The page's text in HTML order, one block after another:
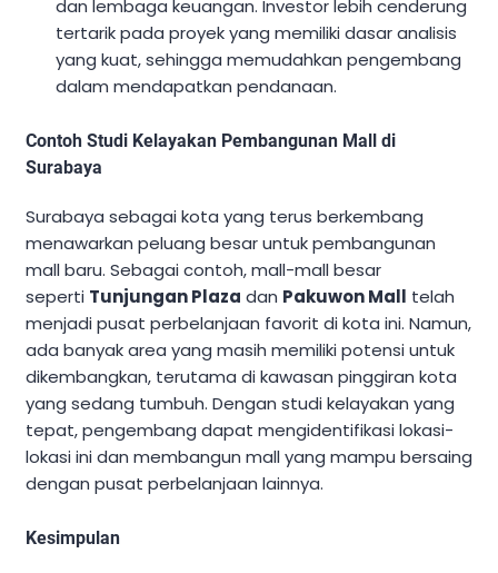
dan lembaga keuangan. Investor lebih cenderung
tertarik pada proyek yang memiliki dasar analisis
yang kuat, sehingga memudahkan pengembang
dalam mendapatkan pendanaan.
Contoh Studi Kelayakan Pembangunan Mall di
Surabaya
Surabaya sebagai kota yang terus berkembang
menawarkan peluang besar untuk pembangunan
mall baru. Sebagai contoh, mall-mall besar
seperti Tunjungan Plaza dan Pakuwon Mall telah
menjadi pusat perbelanjaan favorit di kota ini. Namun,
ada banyak area yang masih memiliki potensi untuk
dikembangkan, terutama di kawasan pinggiran kota
yang sedang tumbuh. Dengan studi kelayakan yang
tepat, pengembang dapat mengidentifikasi lokasi-
lokasi ini dan membangun mall yang mampu bersaing
dengan pusat perbelanjaan lainnya.
Kesimpulan